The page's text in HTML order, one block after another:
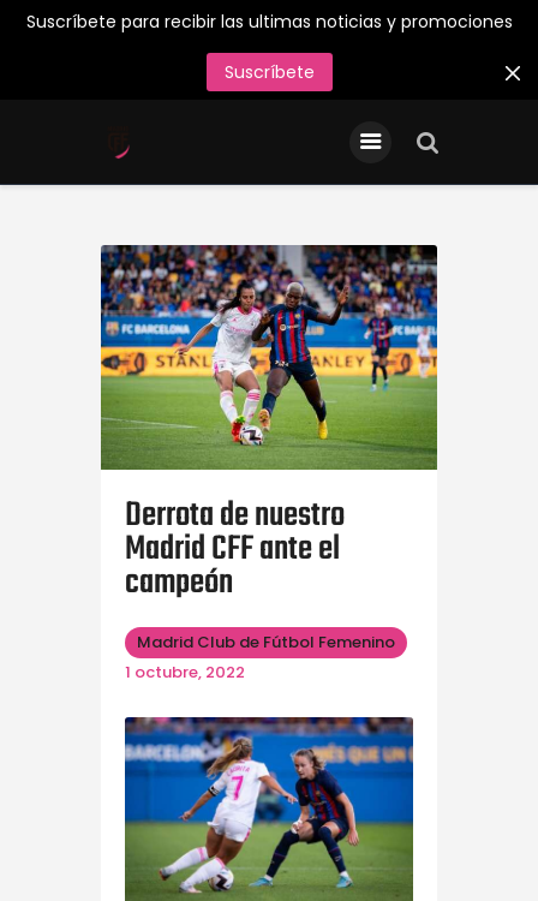
Suscríbete para recibir las ultimas noticias y promociones
Suscríbete
INICIO
Entradas/Abonos
Primer Equipo
¡Juega en el Madrid CFF
26/27!
Acreditaciones de Prensa
Contacto
Derrota de nuestro
Madrid CFF ante el
campeón
Madrid Club de Fútbol Femenino
1 octubre, 2022